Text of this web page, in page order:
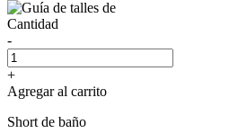
Cantidad
-
+
Agregar al carrito
Short de baño